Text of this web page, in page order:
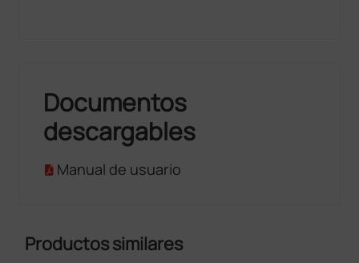
Se presentan tres imágenes (elefante, coche y
cuarto de luna) que sólo se perciben en visión
binocular, además de una estrella que también puede
percibirse en visión monocular, pero que parece estar
en relieve si quien la mira utiliza la visión binocular
prueba estereoscópica de Lang 1 demandan otra
prueba basada en el mismo principio para evitar los
Documentos
descargables
Manual de usuario
Productos similares